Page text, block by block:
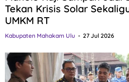
Tekan Krisis Solar
UMKM RT
Kabupaten Mahakam Ulu 27 Jul 2026